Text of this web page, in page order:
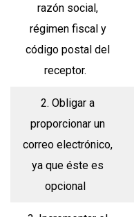
razón social,
régimen fiscal y
código postal del
receptor.
2. Obligar a
proporcionar un
correo electrónico,
ya que éste es
opcional